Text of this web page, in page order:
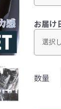
お届け
数量